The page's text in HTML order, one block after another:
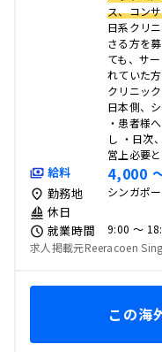
ス、コン
日系クリ
さる方を
ても、サ
れていた
クリニッ
⽇本側、
・患者様
し ・⽇次
営上必要
給料 4,000
勤務地 シンガポ
休日
就業時間
9:00 〜
求人掲載元Reeracoen
この海